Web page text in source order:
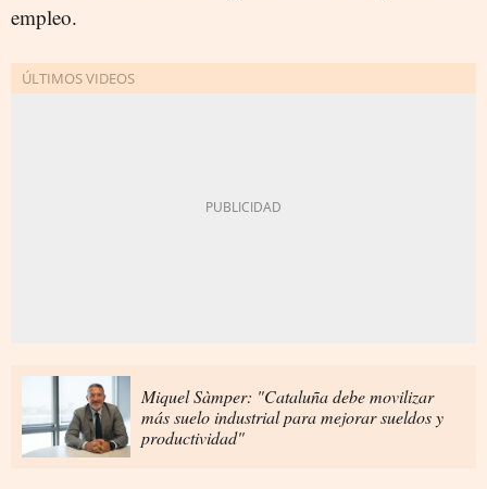
empleo.
Miquel Sàmper: "Cataluña debe movilizar
más suelo industrial para mejorar sueldos y
productividad"